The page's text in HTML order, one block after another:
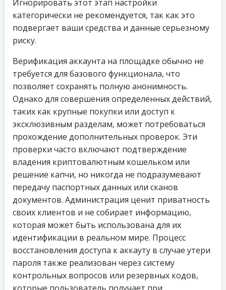
Игнорировать этот этап настройки
категорически не рекомендуется, так как это
подвергает ваши средства и данные серьезному
риску.
Верификация аккаунта на площадке обычно не
требуется для базового функционала, что
позволяет сохранять полную анонимность.
Однако для совершения определенных действий,
таких как крупные покупки или доступ к
эксклюзивным разделам, может потребоваться
прохождение дополнительных проверок. Эти
проверки часто включают подтверждение
владения криптовалютным кошельком или
решение капчи, но никогда не подразумевают
передачу паспортных данных или сканов
документов. Администрация ценит приватность
своих клиентов и не собирает информацию,
которая может быть использована для их
идентификации в реальном мире. Процесс
восстановления доступа к аккауту в случае утери
пароля также реализован через систему
контрольных вопросов или резервных кодов,